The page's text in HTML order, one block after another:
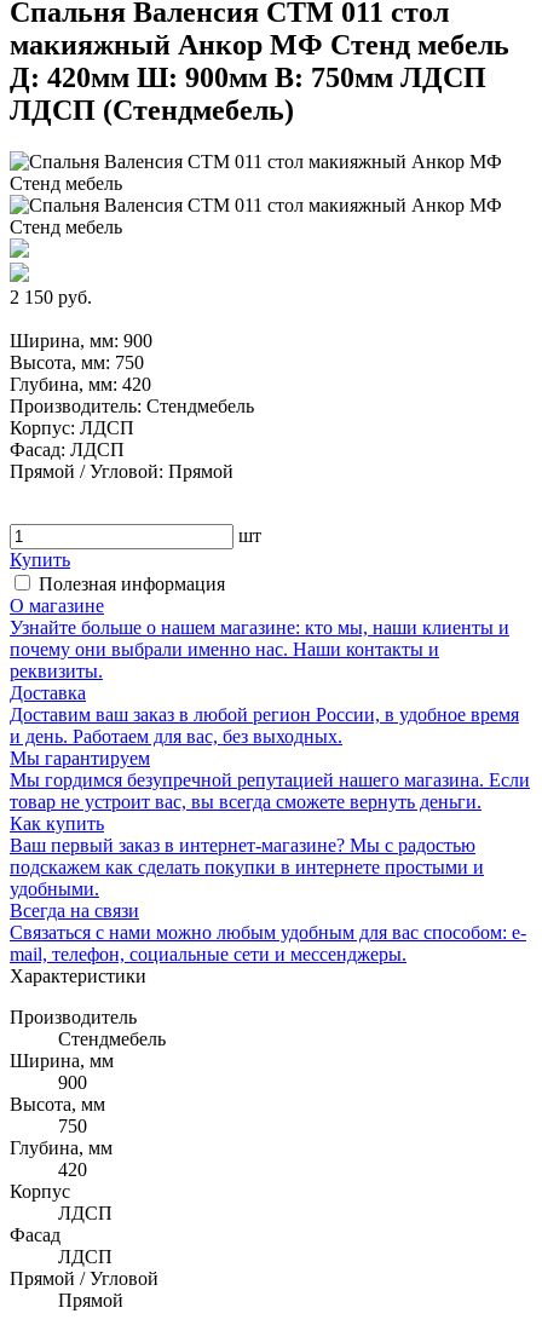
Спальня Валенсия СТМ 011 стол
макияжный Анкор МФ Стенд мебель
Д: 420мм Ш: 900мм В: 750мм ЛДСП
ЛДСП (Стендмебель)
2 150 руб.
Ширина, мм: 900
Высота, мм: 750
Глубина, мм: 420
Производитель: Стендмебель
Корпус: ЛДСП
Фасад: ЛДСП
Прямой / Угловой: Прямой
шт
Купить
Полезная информация
О магазине
Узнайте больше о нашем магазине: кто мы, наши клиенты и
почему они выбрали именно нас. Наши контакты и
реквизиты.
Доставка
Доставим ваш заказ в любой регион России, в удобное время
и день. Работаем для вас, без выходных.
Мы гарантируем
Мы гордимся безупречной репутацией нашего магазина. Если
товар не устроит вас, вы всегда сможете вернуть деньги.
Как купить
Ваш первый заказ в интернет-магазине? Мы с радостью
подскажем как сделать покупки в интернете простыми и
удобными.
Всегда на связи
Связаться с нами можно любым удобным для вас способом: e-
mail, телефон, социальные сети и мессенджеры.
Характеристики
Производитель
Стендмебель
Ширина, мм
900
Высота, мм
750
Глубина, мм
420
Корпус
ЛДСП
Фасад
ЛДСП
Прямой / Угловой
Прямой